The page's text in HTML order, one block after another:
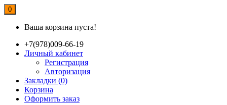
0
Ваша корзина пуста!
+7(978)009-66-19
Личный кабинет
Регистрация
Авторизация
Закладки (0)
Корзина
Оформить заказ